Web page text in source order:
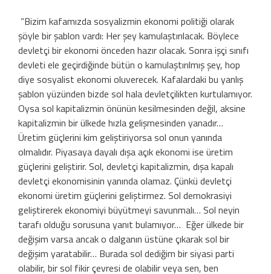
“Bizim kafamızda sosyalizmin ekonomi politiği olarak
şöyle bir şablon vardı: Her şey kamulaştırılacak. Böylece
devletçi bir ekonomi önceden hazır olacak. Sonra işçi sınıfı
devleti ele geçirdiğinde bütün o kamulaştırılmış şey, hop
diye sosyalist ekonomi oluverecek. Kafalardaki bu yanlış
şablon yüzünden bizde sol hala devletçilikten kurtulamıyor.
Oysa sol kapitalizmin önünün kesilmesinden değil, aksine
kapitalizmin bir ülkede hızla gelişmesinden yanadır…
Üretim güçlerini kim geliştiriyorsa sol onun yanında
olmalıdır. Piyasaya dayalı dışa açık ekonomi ise üretim
güçlerini geliştirir. Sol, devletçi kapitalizmin, dışa kapalı
devletçi ekonomisinin yanında olamaz. Çünkü devletçi
ekonomi üretim güçlerini geliştirmez. Sol demokrasiyi
geliştirerek ekonomiyi büyütmeyi savunmalı… Sol neyin
tarafı olduğu sorusuna yanıt bulamıyor… Eğer ülkede bir
değişim varsa ancak o dalganın üstüne çıkarak sol bir
değişim yaratabilir… Burada sol dediğim bir siyasi parti
olabilir, bir sol fikir çevresi de olabilir veya sen, ben